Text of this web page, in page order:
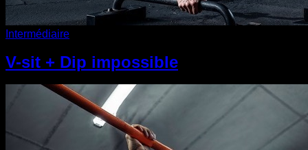
Intermédiaire
V-sit + Dip impossible